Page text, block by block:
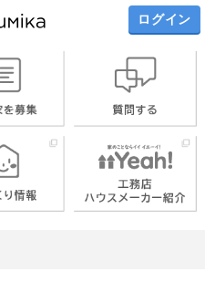
ログイン